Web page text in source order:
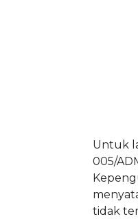
Untuk
005/
tidak